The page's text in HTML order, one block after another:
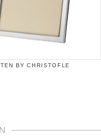
BY CHRISTOFLE